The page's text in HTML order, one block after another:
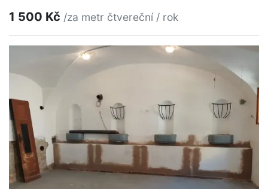
1 500 Kč /za metr čtvereční / rok